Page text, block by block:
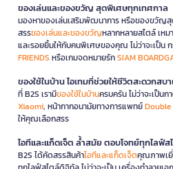
ของเล่นและของขวัญ สุดพิเศษทุกเทศกาล
มองหาของเล่นเสริมพัฒนาการ หรือของขวัญสุ
สรรของเล่นและของขวัญหลากหลายสไตล์ เห
และรอยยิ้มให้กับคนพิเศษของคุณ ไม่ว่าจะเป็น
FRIENDS หรือเกมจดหมายรักSIAM
ของใช้ในบ้าน ไอเทมที่ช่วยให้ชีวิตสะดวกสบ
ที่ B2S เรามีของใช้ในบ้านครบครัน ไม่ว่าจะเป็นก
Xiaomi, หน้ากากอนามัยทางการแพทย์Double
ให้คุณเลือกสรร
ไอทีและแก็ดเจ็ต ล้ำสมัย ตอบโจทย์ทุกไลฟ์ส
B2S ได้คัดสรรสินค้าไอทีและแก็ดเจ็ตคุณภาพเยี่